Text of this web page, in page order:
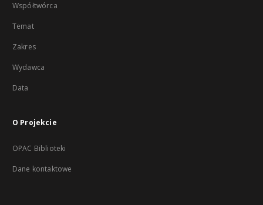
Współtwórca
Temat
Zakres
Wydawca
Data
O Projekcie
OPAC Biblioteki
Dane kontaktowe